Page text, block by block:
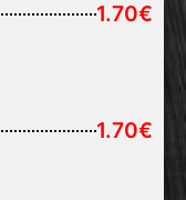
1.70€
1.70€